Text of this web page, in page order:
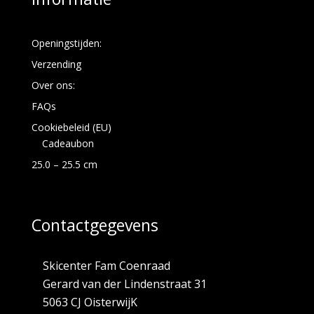
Openingstijden:
Verzending
Over ons:
FAQs
Cookiebeleid (EU)
Cadeaubon
25.0 – 25.5 cm
Contactgegevens
Skicenter Fam Coenraad
Gerard van der Lindenstraat 31
5063 CJ OisterwijK